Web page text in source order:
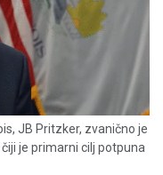
JB Pritzker, zvanično je
je primarni cilj potpuna